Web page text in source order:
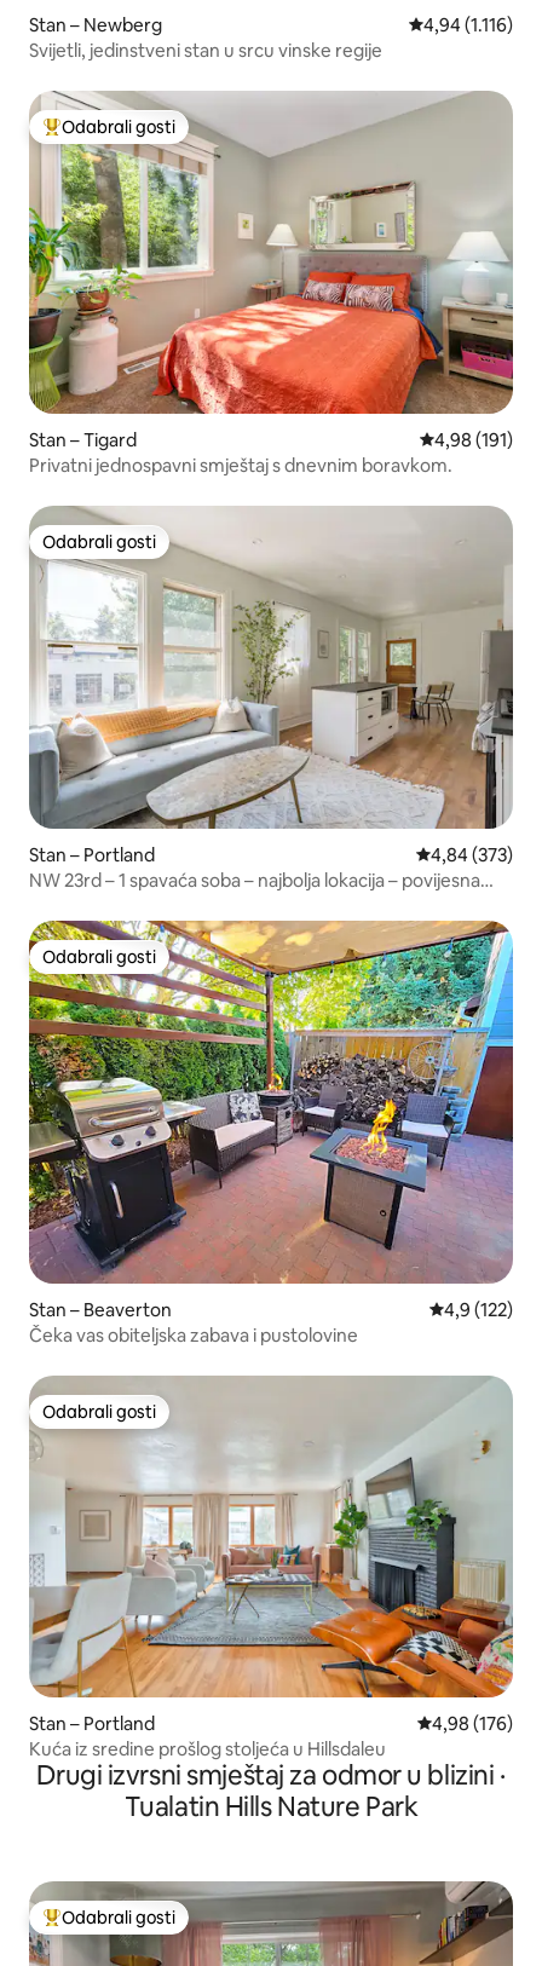
Stan – Newberg Prosječna
4,94 (1.116)
Svijetli, jedinstveni stan u srcu vinske regije
Među najviše rangiranima s oznakom „Odabrali gosti”
Odabrali gosti
Stan – Tigard Prosječna
4,98 (191)
Privatni jednospavni smještaj s dnevnim boravkom.
Odabrali gosti
Odabrali gosti
Stan – Portland Prosječna
4,84 (373)
NW 23rd – 1 spavaća soba – najbolja lokacija – povijesna
Odabrali gosti
Odabrali gosti
Stan – Beaverton Prosječna
4,9 (122)
Čeka vas obiteljska zabava i pustolovine
Odabrali gosti
Odabrali gosti
Stan – Portland Prosječna
4,98 (176)
Kuća iz sredine prošlog stoljeća u Hillsdaleu
Drugi izvrsni smještaj za odmor u blizini ·
Tualatin Hills Nature Park
Među najviše rangiranima s oznakom „Odabrali gosti”
Odabrali gosti